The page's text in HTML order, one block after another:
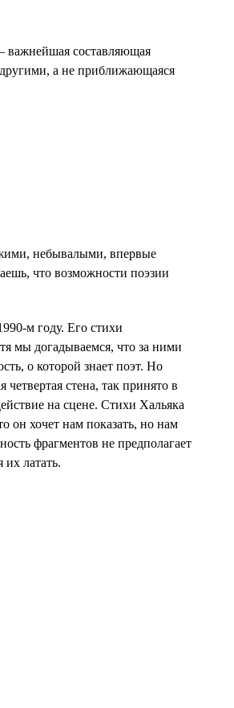
важнейшая составляющая
другими, а не приближающаяся
небывалыми, впервые
что возможности поэзии
м году. Его стихи
мы догадываемся, что за ними
о которой знает поэт. Но
стена, так принято в
на сцене. Стихи Хальяка
хочет нам показать, но нам
фрагментов не предполагает
их латать.